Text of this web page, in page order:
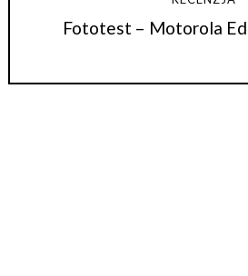
Fototest – Motorola